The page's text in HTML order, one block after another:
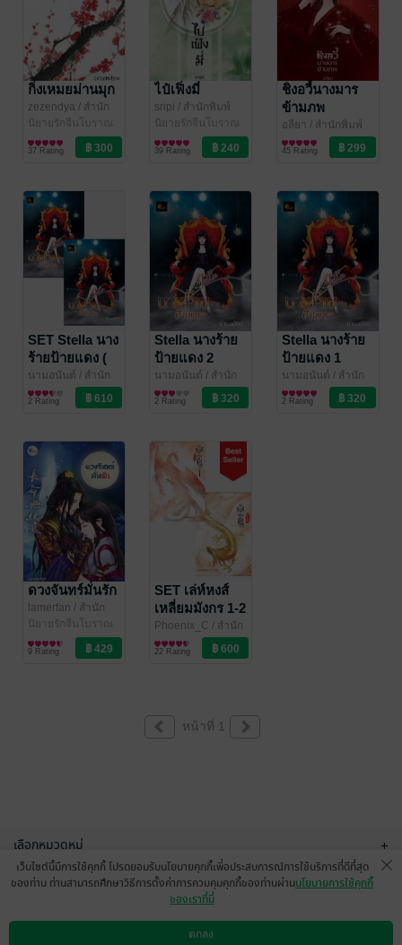
กิ่งเหมยม่านมุก
zezendya / สำนัก
พิมพ์เฟยฮุ่ย
นิยายรักจีนโบราณ
37 Rating
ไป๋เฟิ่งมี่
sripi / สำนักพิมพ์
เฟยฮุ่ย
นิยายรักจีนโบราณ
39 Rating
ชิงอวี้นางมาร
ข้ามภพ
อลียา / สำนักพิมพ์
เฟยฮุ่ย
นิยายรักจีนโบราณ
45 Rating
SET Stella นาง
ร้ายป้ายแดง (
ชุด 2 เล่ม )
นามอนันต์ / สำนัก
พิมพ์เฟยฮุ่ย
นิยายแฟนตาซี
2 Rating
Stella นางร้าย
ป้ายแดง 2
นามอนันต์ / สำนัก
พิมพ์เฟยฮุ่ย
นิยายแฟนตาซี
2 Rating
Stella นางร้าย
ป้ายแดง 1
นามอนันต์ / สำนัก
พิมพ์เฟยฮุ่ย
นิยายแฟนตาซี
2 Rating
ดวงจันทร์มั่นรัก
lamerfan / สำนัก
พิมพ์เฟยฮุ่ย
นิยายรักจีนโบราณ
9 Rating
SET เล่ห์หงส์
เหลี่ยมมังกร 1-2
Phoenix_C / สำนัก
พิมพ์เฟยฮุ่ย
นิยายรักจีนโบราณ
22 Rating
หน้าที่ 1
เลือกหมวดหมู่ +
บริการช่วยเหลือ
เว็บไซต์นี้มีการใช้คุกกี้ โปรดยอมรับนโยบายคุกกี้เพื่อประสบการณ์การใช้บริการที่ดีที่สุด
ของท่าน ท่านสามารถศึกษาวิธีการตั้งค่าการควบคุมคุกกี้ของท่านผ่านนโยบายการใช้คุกกี้
ของเราที่นี่
ตกลง